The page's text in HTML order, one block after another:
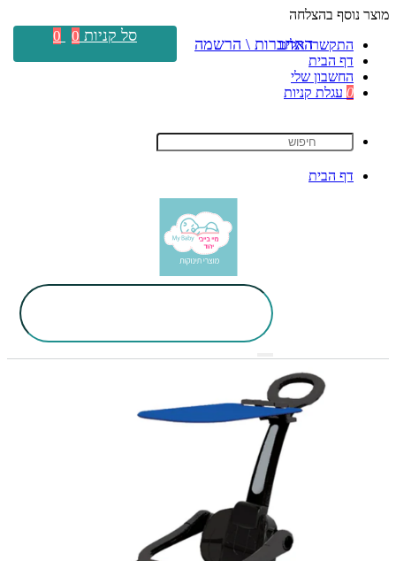
מוצר נוסף בהצלחה
התקשרו אלינו
דף הבית
החשבון שלי
0 עגלת קניות
דף הבית
התחברות \ הרשמה סל קניות 0
0